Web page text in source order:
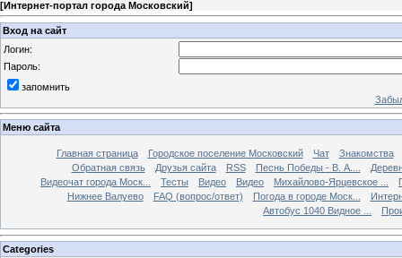
[Интернет-портал города Московский]
Вход на сайт
Логин:
Пароль:
запомнить
Меню сайта
Главная страница Городское поселение Московский Чат
Знакомства
Обратная связь
Друзья сайта RSS Песнь Победы - В. А....
Видеочат города Моск...
Тесты Видео Видео Михайлово-Ярцевское ...
Нижнее Валуево
FAQ (вопрос/ответ) Погода в городе Моск...
Автобус 1040 Видное ...
Categories